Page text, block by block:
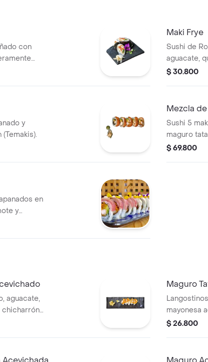
con
Maki Frye
Sushi de
aguacate,
anguila.
$ 30.800
y
Mezcla
Sushi 5
maguro
acevichado,
$ 69.800
en
y
aguacate,
Maguro
mayonesa
sellado al
$ 26.800